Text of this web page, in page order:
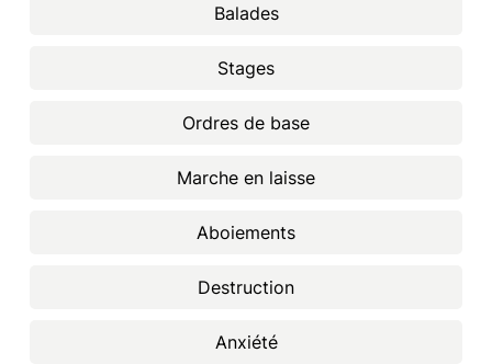
Balades
Stages
Ordres de base
Marche en laisse
Aboiements
Destruction
Anxiété